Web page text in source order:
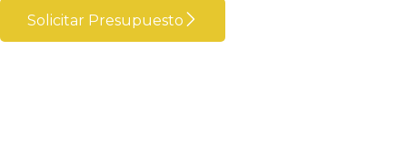
Solicitar Presupuesto